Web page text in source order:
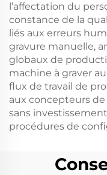
l’affectation du
constance de la
liés aux erreurs
gravure manuelle,
globaux de
machine à graver
flux de travail de
aux concepteurs
sans
procédures de